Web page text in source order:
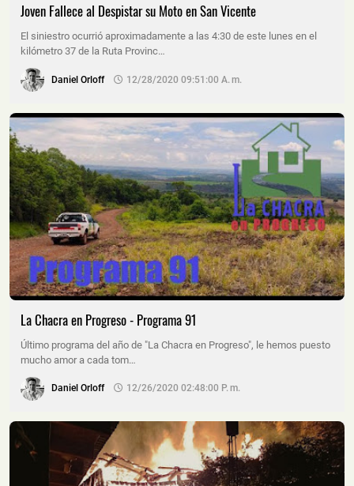
Joven Fallece al Despistar su Moto en San Vicente
El siniestro ocurrió aproximadamente a las 4:30 de este lunes en el
kilómetro 37 de la Ruta Provinc…
Daniel Orloff 12/28/2020 09:51:00 A. M.
La Chacra en Progreso - Programa 91
Último programa del año de "La Chacra en Progreso", le hemos puesto
mucho amor a cada tom…
Daniel Orloff 12/26/2020 02:48:00 P. M.